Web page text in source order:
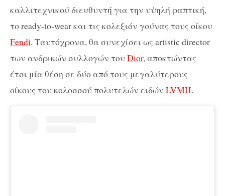
καλλιτεχνικού διευθυντή για την υψηλή ραπτική,
το ready-to-wear και τις κολεξιόν γούνας τους οίκου
Fendi. Ταυτόχρονα, θα συνεχίσει ως artistic director
των ανδρικών συλλογών του Dior, αποκτώντας
έτσι μία θέση σε δύο από τους μεγαλύτερους
οίκους του κολοσσού πολυτελών ειδών LVMH.